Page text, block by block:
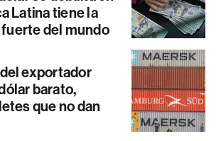
Latina tiene la
del mundo
exportador
barato,
que no dan